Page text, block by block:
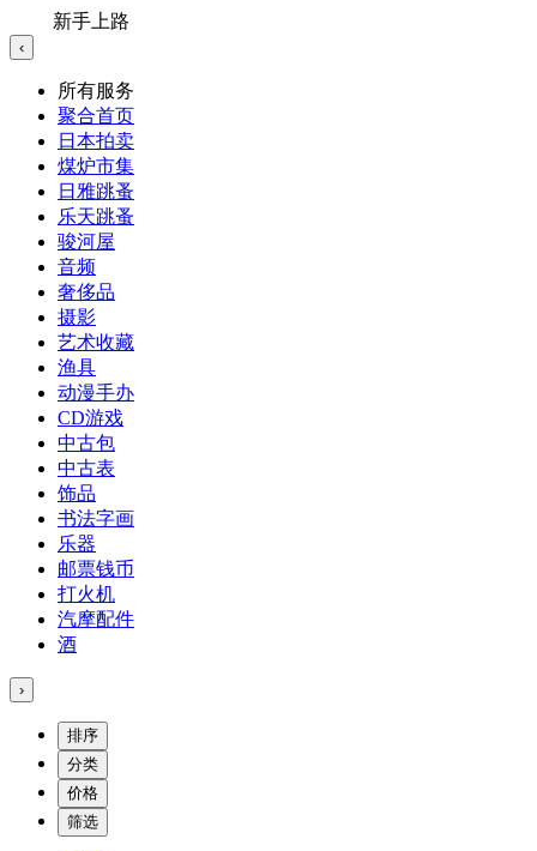
新手上路
‹
所有服务
聚合首页
日本拍卖
煤炉市集
日雅跳蚤
乐天跳蚤
骏河屋
音频
奢侈品
摄影
艺术收藏
渔具
动漫手办
CD游戏
中古包
中古表
饰品
书法字画
乐器
邮票钱币
打火机
汽摩配件
酒
›
排序
分类
价格
筛选